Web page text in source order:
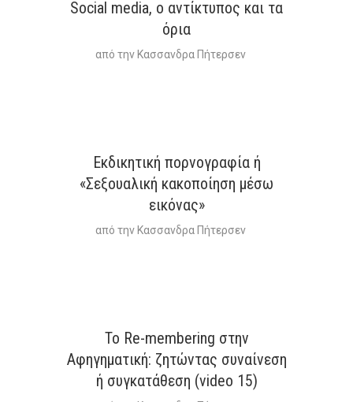
Social media, ο αντίκτυπος και τα
όρια
από την Κασσανδρα Πήτερσεν
Εκδικητική πορνογραφία ή
«Σεξουαλική κακοποίηση μέσω
εικόνας»
από την Κασσανδρα Πήτερσεν
Το Re-membering στην
Αφηγηματική: ζητώντας συναίνεση
ή συγκατάθεση (video 15)